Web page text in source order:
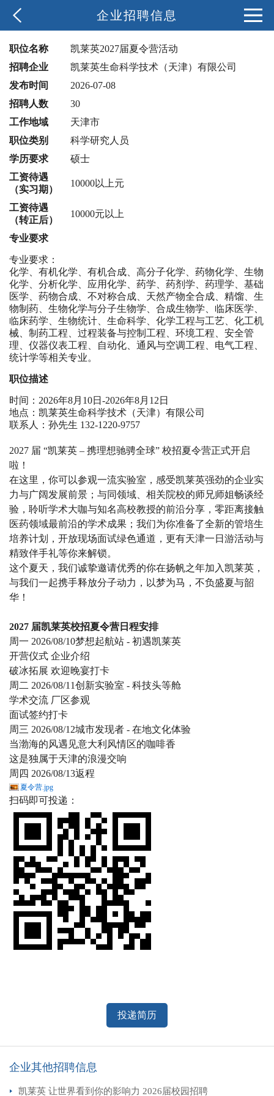
企业招聘信息
职位名称
凯莱英2027届夏令营活动
招聘企业
凯莱英生命科学技术（天津）有限公司
发布时间
2026-07-08
招聘人数
30
工作地域
天津市
职位类别
科学研究人员
学历要求
硕士
工资待遇
（实习期）
10000以上元
工资待遇
（转正后）
10000元以上
专业要求
专业要求：
化学、有机化学、有机合成、高分子化学、药物化学、生物
化学、分析化学、应用化学、药学、药剂学、药理学、基础
医学、药物合成、不对称合成、天然产物全合成、精馏、生
物制药、生物化学与分子生物学、合成生物学、临床医学、
临床药学、生物统计、生命科学、化学工程与工艺、化工机
械、制药工程、过程装备与控制工程、环境工程、安全管
理、仪器仪表工程、自动化、通风与空调工程、电气工程、
统计学等相关专业。
职位描述
时间：2026年8月10日-2026年8月12日
地点：凯莱英生命科学技术（天津）有限公司
联系人：孙先生 132-1220-9757
2027 届 “凯莱英 – 携理想驰骋全球” 校招夏令营正式开启
啦！
在这里，你可以参观一流实验室，感受凯莱英强劲的企业实
力与广阔发展前景；与同领域、相关院校的师兄师姐畅谈经
验，聆听学术大咖与知名高校教授的前沿分享，零距离接触
医药领域最前沿的学术成果；我们为你准备了全新的管培生
培养计划，开放现场面试绿色通道，更有天津一日游活动与
精致伴手礼等你来解锁。
这个夏天，我们诚挚邀请优秀的你在扬帆之年加入凯莱英，
与我们一起携手释放分子动力，以梦为马，不负盛夏与韶
华！
2027 届凯莱英校招夏令营日程安排
周一 2026/08/10梦想起航站 - 初遇凯莱英
开营仪式 企业介绍
破冰拓展 欢迎晚宴打卡
周二 2026/08/11创新实验室 - 科技头等舱
学术交流 厂区参观
面试签约打卡
周三 2026/08/12城市发现者 - 在地文化体验
当渤海的风遇见意大利风情区的咖啡香
这是独属于天津的浪漫交响
周四 2026/08/13返程
夏令营.jpg
扫码即可投递：
投递简历
企业其他招聘信息
凯莱英 让世界看到你的影响力 2026届校园招聘